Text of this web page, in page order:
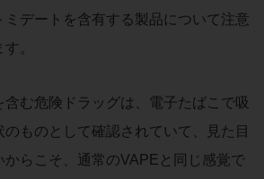
ミデートを含有する製品について注意
。
含む危険ドラッグは、電子たばこで吸
ものとして確認されていて、見た目
からこそ、通常のVAPEと同じ感覚で